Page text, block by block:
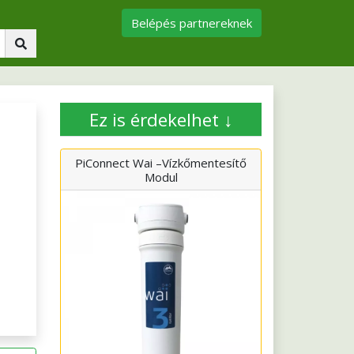
Belépés partnereknek
Ez is érdekelhet ↓
PiConnect Wai –Vízkőmentesítő
Modul